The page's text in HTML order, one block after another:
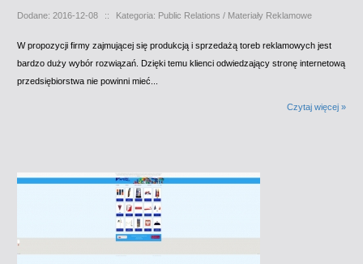
Dodane: 2016-12-08 :: Kategoria: Public Relations / Materiały Reklamowe
W propozycji firmy zajmującej się produkcją i sprzedażą toreb reklamowych jest
bardzo duży wybór rozwiązań. Dzięki temu klienci odwiedzający stronę internetową
przedsiębiorstwa nie powinni mieć...
Czytaj więcej »